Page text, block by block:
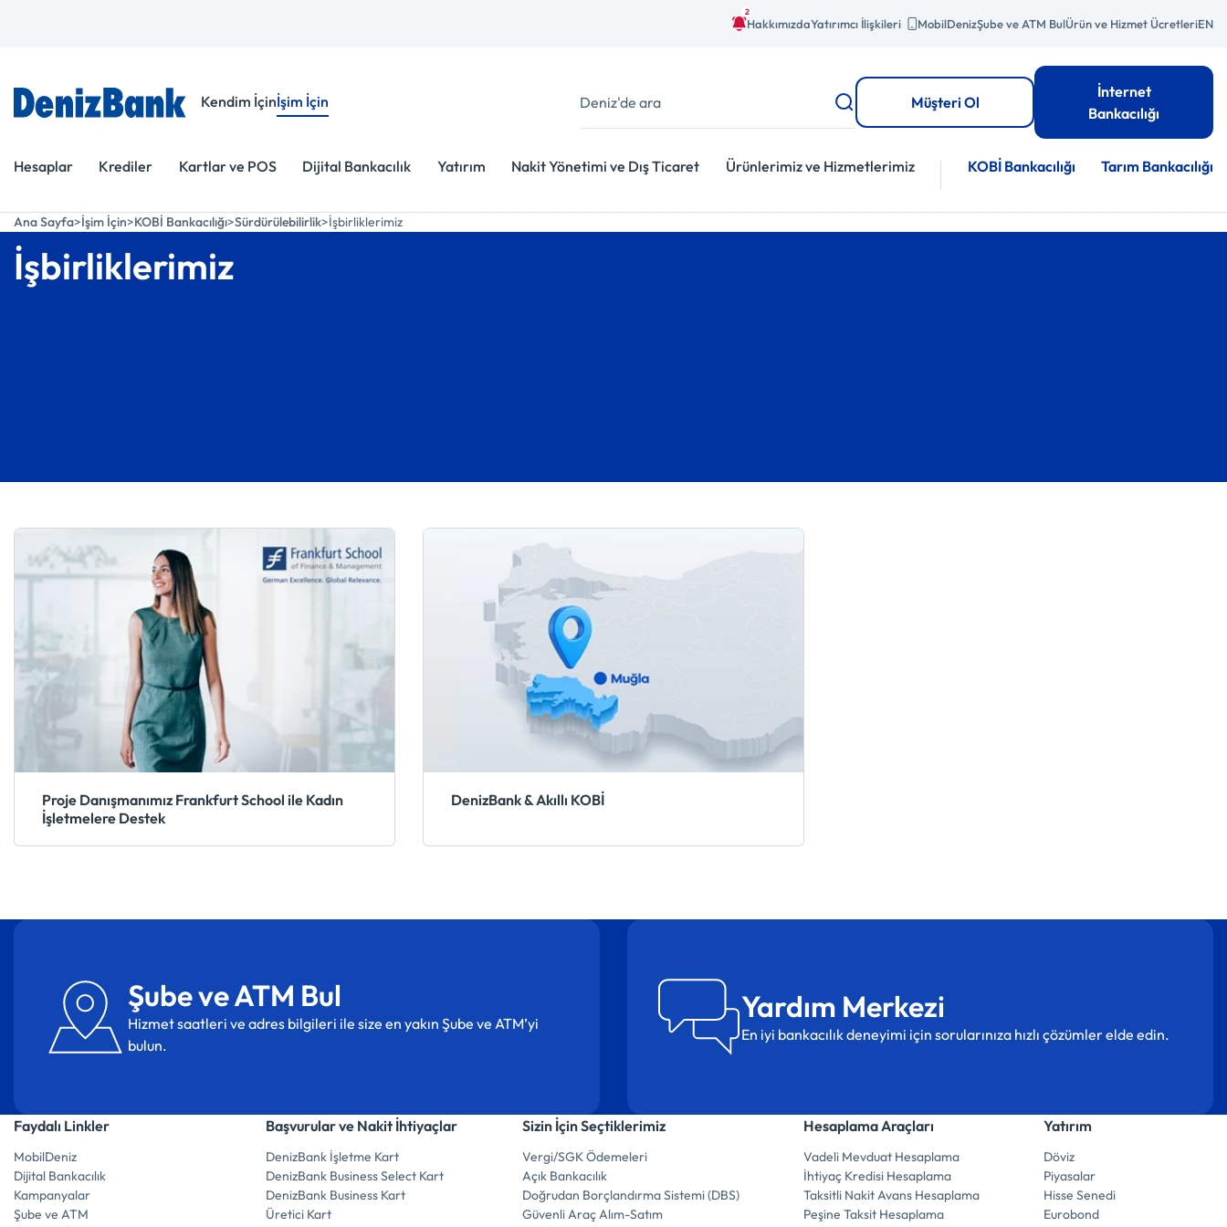
2
HakkımızdaYatırımcı İlişkileri MobilDenizŞube ve ATM BulÜrün ve Hizmet ÜcretleriEN
Kendim İçinİşim İçin
Hesaplar Krediler Kartlar ve POS Dijital Bankacılık Yatırım Nakit Yönetimi ve Dış Ticaret Ürünlerimiz ve Hizmetlerimiz KOBİ Bankacılığı Tarım Bankacılığı
Müşteri Ol
İnternet
Bankacılığı
Ana Sayfa İşim İçin KOBİ Bankacılığı Sürdürülebilirlik İşbirliklerimiz
İşbirliklerimiz
Proje Danışmanımız Frankfurt School ile Kadın
İşletmelere Destek
DenizBank & Akıllı KOBİ
Şube ve ATM Bul
Hizmet saatleri ve adres bilgileri ile size en yakın Şube ve ATM’yi
bulun.
Yardım Merkezi
En iyi bankacılık deneyimi için sorularınıza hızlı çözümler elde edin.
Faydalı Linkler
MobilDeniz
Dijital Bankacılık
Kampanyalar
Şube ve ATM
Başvurular ve Nakit İhtiyaçlar
DenizBank İşletme Kart
DenizBank Business Select Kart
DenizBank Business Kart
Üretici Kart
Sizin İçin Seçtiklerimiz
Vergi/SGK Ödemeleri
Açık Bankacılık
Doğrudan Borçlandırma Sistemi (DBS)
Güvenli Araç Alım-Satım
Hesaplama Araçları
Vadeli Mevduat Hesaplama
İhtiyaç Kredisi Hesaplama
Taksitli Nakit Avans Hesaplama
Peşine Taksit Hesaplama
Yatırım
Döviz
Piyasalar
Hisse Senedi
Eurobond